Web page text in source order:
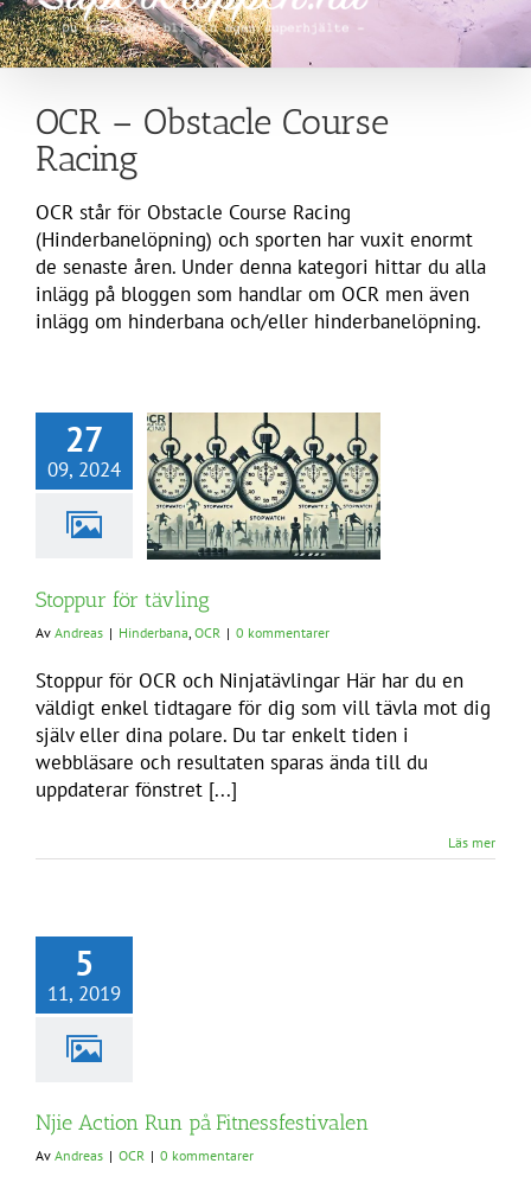
OCR – Obstacle Course
Racing
OCR står för Obstacle Course Racing
(Hinderbanelöpning) och sporten har vuxit enormt
de senaste åren. Under denna kategori hittar du alla
inlägg på bloggen som handlar om OCR men även
inlägg om hinderbana och/eller hinderbanelöpning.
27
09, 2024
Stoppur för tävling
Av Andreas | Hinderbana, OCR | 0 kommentarer
Stoppur för OCR och Ninjatävlingar Här har du en
väldigt enkel tidtagare för dig som vill tävla mot dig
själv eller dina polare. Du tar enkelt tiden i
webbläsare och resultaten sparas ända till du
uppdaterar fönstret [...]
Läs mer
5
11, 2019
Njie Action Run på Fitnessfestivalen
Av Andreas | OCR | 0 kommentarer